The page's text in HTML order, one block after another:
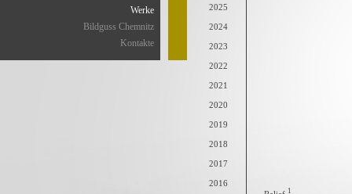
Werke
Bildguss Chemnitz
Kontakte
2025
2024
2023
2022
2021
2020
2019
2018
2017
2016
1